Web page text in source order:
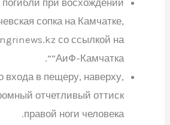
сопка на Камчатке,
со ссылкой на
“АиФ-Камчатка”.
входа в пещеру, наверху,
отчетливый оттиск
правой ноги человека.